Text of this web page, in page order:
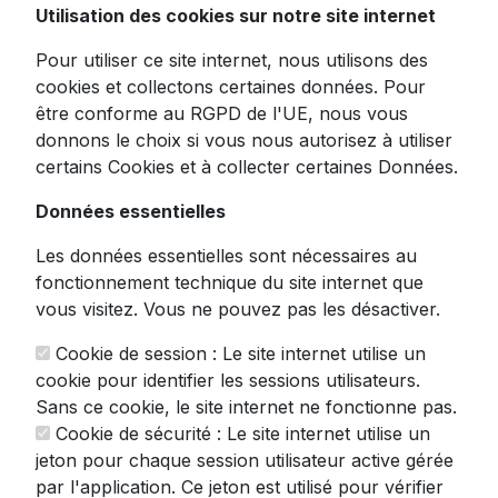
16X - Noir
Capturez vos moments les plus précieux
avec notre appareil photo numérique
compact à la fois performant et simple
d'utilisation. Conçu pour satisfaire les
noir élégant combine technologie avancée et
facilité d'utilisation.
- Résolution impressionnante de 48MP pour
des photos d'une netteté exceptionnelle
- Zoom numérique 16X pour capturer les
détails même à distance
- Enregistrement vidéo Full HD 1080P parfait
Utilisation des cookies sur notre site internet
Pour utiliser ce site internet, nous utilisons des
cookies et collectons certaines données. Pour
être conforme au RGPD de l'UE, nous vous
donnons le choix si vous nous autorisez à utiliser
certains Cookies et à collecter certaines Données.
Données essentielles
Les données essentielles sont nécessaires au
fonctionnement technique du site internet que
vous visitez. Vous ne pouvez pas les désactiver.
Cookie de session : Le site internet utilise un
cookie pour identifier les sessions utilisateurs.
Sans ce cookie, le site internet ne fonctionne pas.
Cookie de sécurité : Le site internet utilise un
jeton pour chaque session utilisateur active gérée
par l'application. Ce jeton est utilisé pour vérifier